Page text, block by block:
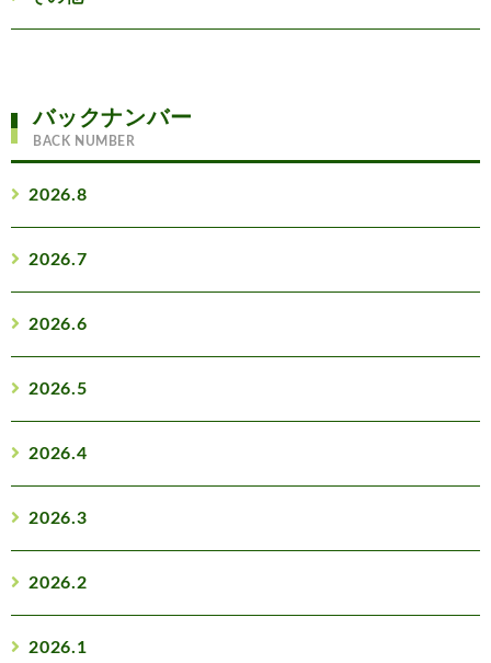
バックナンバー
BACK NUMBER
2026.8
2026.7
2026.6
2026.5
2026.4
2026.3
2026.2
2026.1